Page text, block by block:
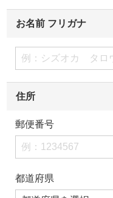
お名前 フリガナ
住所
郵便番号
都道府県